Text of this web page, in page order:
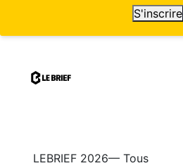
S'inscrire
LEBRIEF 2026— Tous